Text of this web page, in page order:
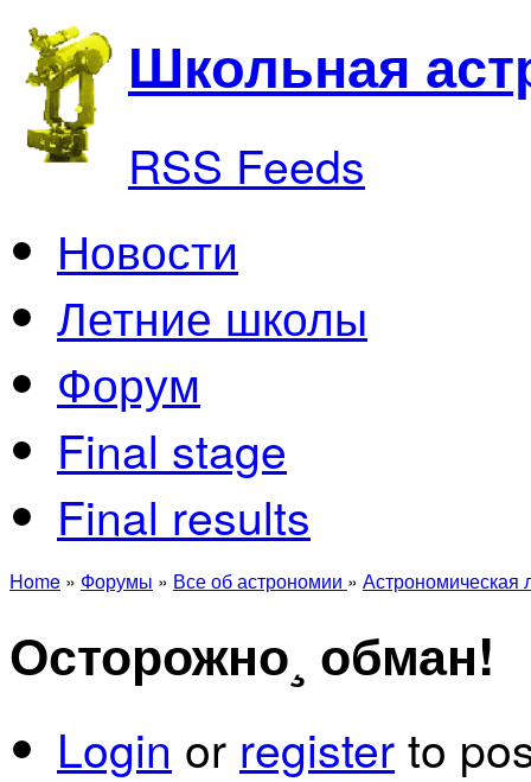
Школьная
RSS Feeds
Новости
Летние школы
Форум
Final stage
Final results
Home » Форумы » Все об астрономии » Астрономическая
Осторожно¸ обман!
Login or registerto